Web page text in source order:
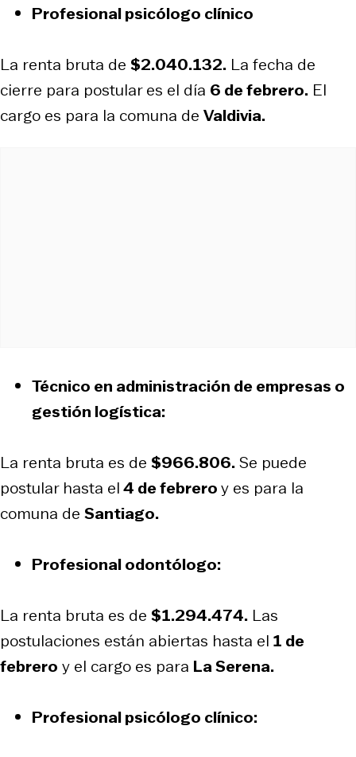
Profesional psicólogo clínico
La renta bruta de $2.040.132. La fecha de
cierre para postular es el día 6 de febrero. El
cargo es para la comuna de Valdivia.
Técnico en administración de empresas o
gestión logística:
La renta bruta es de $966.806.Se puede
postular hasta el4 de febreroy es para la
comuna de Santiago.
Profesional odontólogo:
La renta bruta es de $1.294.474. Las
postulaciones están abiertas hasta el 1 de
febrero y el cargo es para La Serena.
Profesional psicólogo clínico: